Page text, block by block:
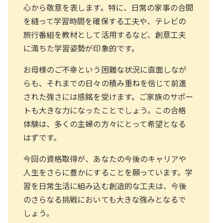
心から敬意を表します。特に、日常の家事の合間
を縫って学習時間を確保する工夫や、テレビの
旅行番組を教材として活用するなど、創意工夫
に満ちた学習姿勢が印象的です。
お母様のご不幸という困難な状況に直面しなが
らも、それまでの日々の積み重ねを信じて前進
された強さには感銘を受けます。ご家族のサポー
トも大きな力になったことでしょう。この合格
体験は、多くの主婦の方々にとって希望となる
はずです。
今回の資格取得が、あなたの今後のキャリアや
人生をさらに豊かにすることを願っています。学
習を日常生活に組み込む創造的な工夫は、今後
のさらなる挑戦においても大きな強みとなるで
しょう。